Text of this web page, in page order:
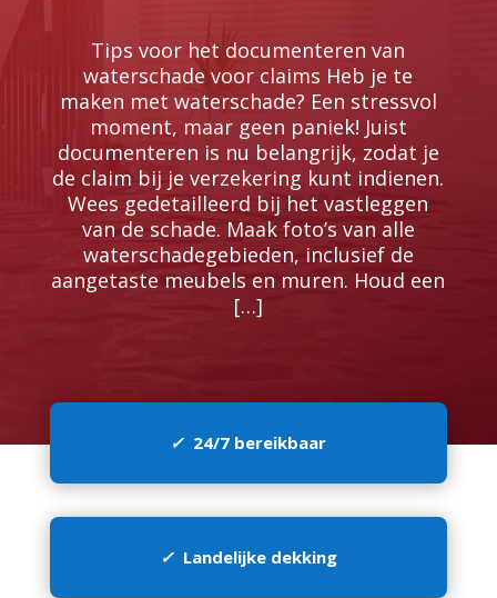
Tips voor het documenteren van
waterschade voor claims Heb je te
maken met waterschade? Een stressvol
moment, maar geen paniek! Juist
documenteren is nu belangrijk, zodat je
de claim bij je verzekering kunt indienen.​
Wees gedetailleerd bij het vastleggen
van de schade.​ Maak foto’s van alle
waterschadegebieden, inclusief de
aangetaste meubels en muren.​ Houd een
[…]
✓ 24/7 bereikbaar
✓ Landelijke dekking